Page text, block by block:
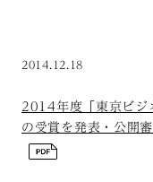
2014.12.18
2014年度「東京ビジ
の受賞を発表・公開